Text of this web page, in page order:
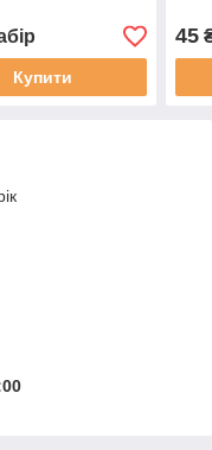
Купити
45